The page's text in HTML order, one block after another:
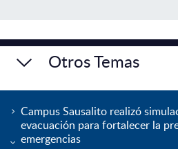
Otros Temas
Campus Sausalito realizó
evacuación para fortalecer la
emergencias